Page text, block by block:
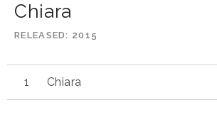
Chiara
RELEASED 2015
Chiara